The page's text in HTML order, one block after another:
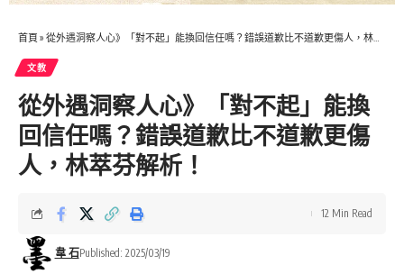
首頁 » 從外遇洞察人心》「對不起」能換回信任嗎？錯誤道歉比不道歉更傷人，林萃芬解析！
文教
從外遇洞察人心》「對不起」能換
回信任嗎？錯誤道歉比不道歉更傷
人，林萃芬解析！
韋 石Published: 2025/03/19
12 Min Read